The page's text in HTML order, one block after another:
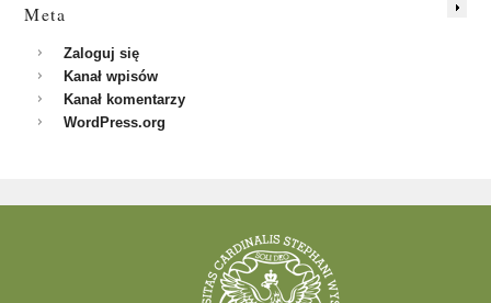
Meta
Zaloguj się
Kanał wpisów
Kanał komentarzy
WordPress.org